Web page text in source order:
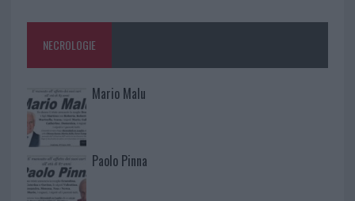
NECROLOGIE
Mario Malu
Paolo Pinna